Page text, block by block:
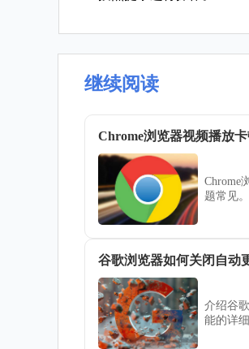
继续阅读
Chrome浏览器视频播放
Chrome
题常见
谷歌浏览器如何关闭自动
介绍谷
能的详